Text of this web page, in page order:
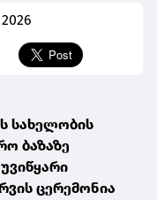
სახელობის
ბაზაზე
ცერემონია